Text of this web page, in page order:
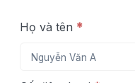
Họ và tên *